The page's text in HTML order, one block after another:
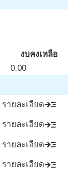
งบคงเหลือ
0.00
รายละเอียดread_more
รายละเอียดread_more
รายละเอียดread_more
รายละเอียดread_more